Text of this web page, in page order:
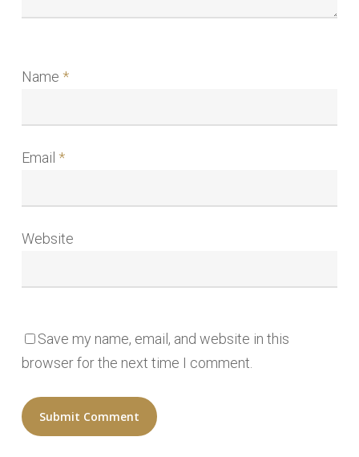
Name *
Email *
Website
Save my name, email, and website in this
browser for the next time I comment.